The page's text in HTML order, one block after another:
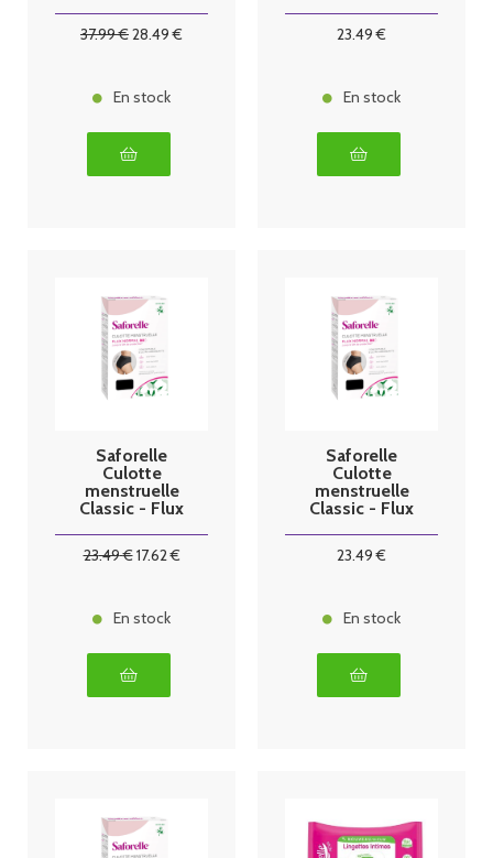
37.99€28.49 €
En stock
23.49 €
En stock
Saforelle
Culotte
menstruelle
Classic - Flux
23.49€17.62€
En stock
Saforelle
Culotte
menstruelle
Classic - Flux
23.49 €
En stock